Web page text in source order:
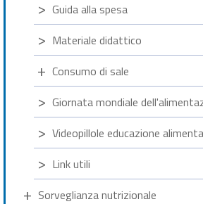
Guida alla spesa
Materiale didattico
Consumo di sale
Giornata mondiale
Videopillole educazione
Link utili
Sorveglianza nutrizionale